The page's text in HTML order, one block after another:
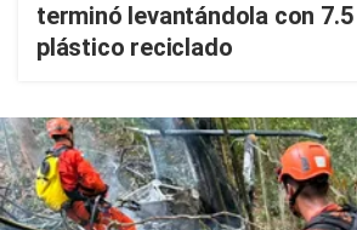
terminó levantándola con
plástico reciclado